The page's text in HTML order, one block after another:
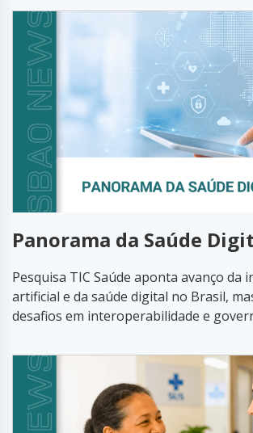
Panorama da Saúde
Pesquisa TIC Saúde aponta avanço da
artificial e da saúde digital no Brasil,
desafios em interoperabilidade e